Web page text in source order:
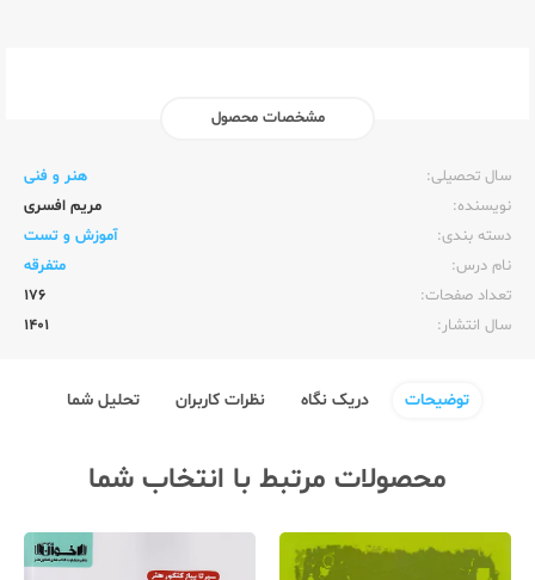
مشخصات محصول
سال تحصیلی:‌
هنر و فنی
نویسنده:‌
مریم افسری
دسته بندی:
آموزش و تست
نام درس:
متفرقه
تعداد صفحات:‌
176
سال انتشار:‌
1401
توضیحات دریک نگاه نظرات کاربران تحلیل شما
محصولات مرتبط با انتخاب شما